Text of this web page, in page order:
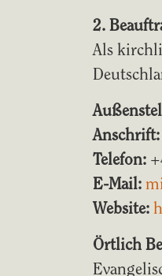
2.
Als
Anschrift:
Telefon:
E-Mail:
Website:
Örtlich